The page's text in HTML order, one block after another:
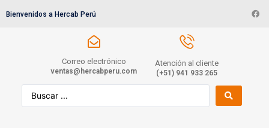
Bienvenidos a Hercab Perú
Correo electrónico
ventas@hercabperu.com
Atención al cliente
(+51) 941 933 265